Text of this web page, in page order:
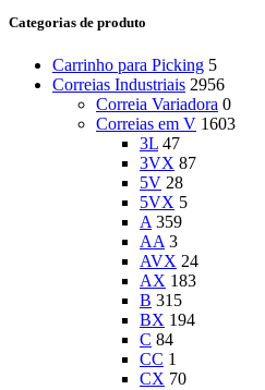
Categorias de produto
Carrinho para Picking 5
Correias Industriais 2956
Correia Variadora 0
Correias em V 1603
3L 47
3VX 87
5V 28
5VX 5
A 359
AA 3
AVX 24
AX 183
B 315
BX 194
C 84
CC 1
CX 70